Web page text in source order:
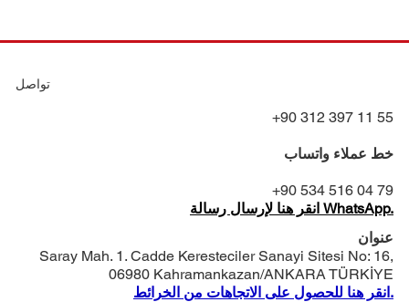
تواصل
+90 312 397 11 55
خط عملاء واتساب
+90 534 516 04 79
انقر هنا لإرسال رسالة WhatsApp.
عنوان
Saray Mah. 1. Cadde Keresteciler Sanayi Sitesi No: 16,
06980 Kahramankazan/ANKARA TÜRKİYE
انقر هنا للحصول على الاتجاهات من الخرائط.